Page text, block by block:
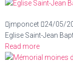
jmponcet
24/05/
Eglise Saint-Jean
Read more